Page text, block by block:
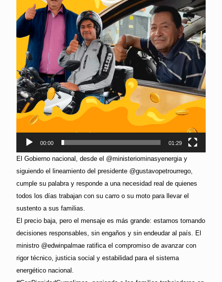
00:00 01:29
El Gobierno nacional, desde el @ministeriominasyenergia y
siguiendo el lineamiento del presidente @gustavopetrourrego,
cumple su palabra y responde a una necesidad real de quienes
todos los días trabajan con su carro o su moto para llevar el
sustento a sus familias.
El precio baja, pero el mensaje es más grande: estamos tomando
decisiones responsables, sin engaños y sin endeudar al país. El
ministro @edwinpalmae ratifica el compromiso de avanzar con
rigor técnico, justicia social y estabilidad para el sistema
energético nacional.